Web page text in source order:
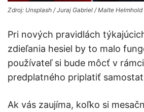
Zdroj: Unsplash / Juraj Gabriel / Malte
Pri nových pravidlách
zdieľania hesiel by to malo
používateľ si bude môcť v
predplatného priplatiť
Ak vás zaujíma, koľko si